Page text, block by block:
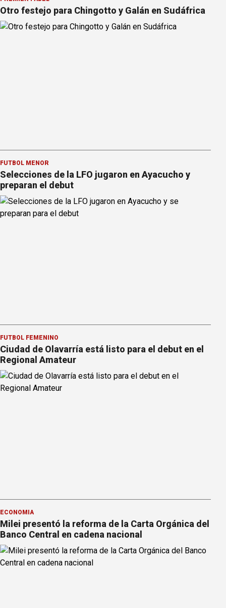
Otro festejo para Chingotto y Galán en Sudáfrica
FÚTBOL MENOR
Selecciones de la LFO jugaron en Ayacucho y
preparan el debut
FÚTBOL FEMENINO
Ciudad de Olavarría está listo para el debut en el
Regional Amateur
ECONOMÍA
Milei presentó la reforma de la Carta Orgánica del
Banco Central en cadena nacional